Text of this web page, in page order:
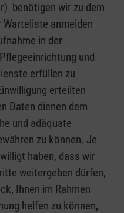
benötigen wir zu dem
Warteliste anmelden
in der
und
erfüllen zu
erteilten
Daten dienen dem
und adäquate
zu können. Je
haben, dass wir
weitergeben dürfen,
Ihnen im Rahmen
helfen zu können,